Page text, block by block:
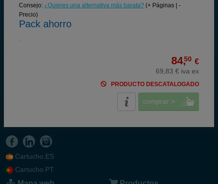
Consejo: ¿Quieres una alternativa más barata? (+ Páginas | -
Precio)
Pack ahorro
84,50 €
69,83 € iva ex
PRODUCTO DESCATALOGADO
comprar >
Cartucho.ES
Cartucho.PT